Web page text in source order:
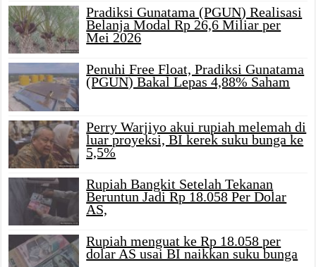
Pradiksi Gunatama (PGUN) Realisasi
Belanja Modal Rp 26,6 Miliar per
Mei 2026
Penuhi Free Float, Pradiksi Gunatama
(PGUN) Bakal Lepas 4,88% Saham
Perry Warjiyo akui rupiah melemah di
luar proyeksi, BI kerek suku bunga ke
5,5%
Rupiah Bangkit Setelah Tekanan
Beruntun Jadi Rp 18.058 Per Dolar
AS,
Rupiah menguat ke Rp 18.058 per
dolar AS usai BI naikkan suku bunga